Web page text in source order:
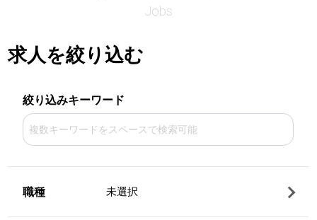
Jobs
求人を絞り込む
絞り込みキーワード
職種 未選択